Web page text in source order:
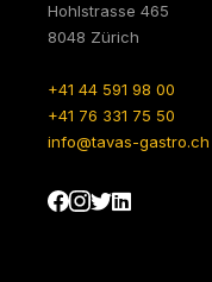
Hohlstrasse 465
8048 Zürich
+41 44 591 98 00
+41 76 331 75 50
info@tavas-gastro.ch